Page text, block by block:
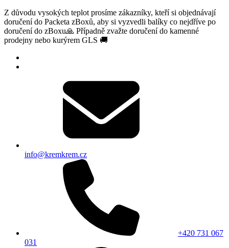
Z důvodu vysokých teplot prosíme zákazníky, kteří si objednávají
doručení do Packeta zBoxů, aby si vyzvedli balíky co nejdříve po
doručení do zBoxu🙏 Případně zvažte doručení do kamenné
prodejny nebo kurýrem GLS 🚚
info@kremkrem.cz
+420 731 067
031